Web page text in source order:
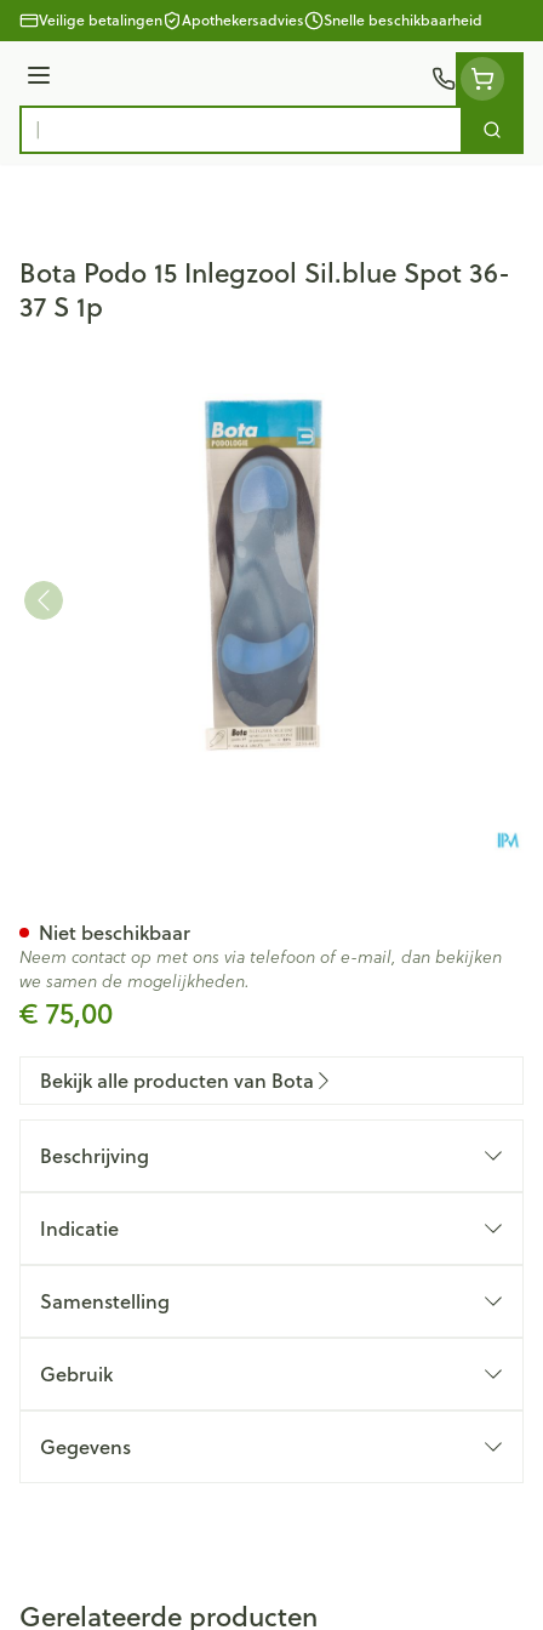
Ga naar de inhoud
Veilige betalingen Apothekersadvies Snelle beschikbaarheid
Menu
Product, merk, categorie... Zoek
Bota Podo 15 Inlegzool Sil.blue Spot 36-
37 S 1p
€ 75,00
Niet beschikbaar
Neem contact op met ons via telefoon of e-mail, dan bekijken
we samen de mogelijkheden.
Bekijk alle producten van Bota
Beschrijving
Indicatie
Samenstelling
Gebruik
Gegevens
Gerelateerde producten